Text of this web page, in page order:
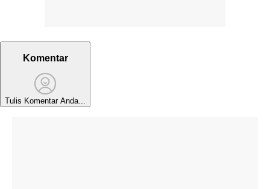
Komentar
Tulis Komentar Anda...